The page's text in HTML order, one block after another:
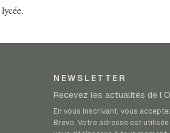
lycée.
NEWSLETTER
Recevez les actualités de
En vous inscrivant, vous
Brevo. Votre adresse est